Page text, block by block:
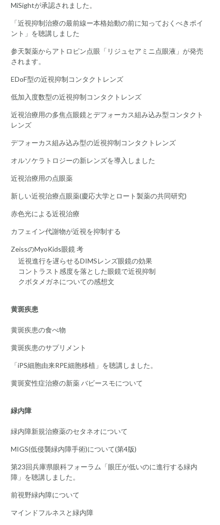
MiSightが承認されました。
「近視抑制治療の最前線ー本格始動の前に知っておくべきポイ
ント」を聴講しました
参天製薬からアトロピン点眼「リジュセアミニ点眼液」が発売
されます。
EDoF型の近視抑制コンタクトレンズ
低加入度数型の近視抑制コンタクトレンズ
近視治療用の多焦点眼鏡とデフォーカス組み込み型コンタクト
レンズ
デフォーカス組み込み型の近視抑制コンタクトレンズ
オルソケラトロジーの新レンズを導入しました
近視治療用の点眼薬
新しい近視治療点眼薬(慶応大学とロート製薬の共同研究)
赤色光による近視治療
カフェイン代謝物が近視を抑制する
ZeissのMyoKids眼鏡 考
近視進行を遅らせるDIMSレンズ眼鏡の効果
コントラスト感度を落とした眼鏡で近視抑制
クボタメガネについての感想文
黄斑疾患
黄斑疾患の食べ物
黄斑疾患のサプリメント
「iPS細胞由来RPE細胞移植」を聴講しました。
黄斑変性症治療の新薬 バビースモについて
緑内障
緑内障新規治療薬のセタネオについて
MIGS(低侵襲緑内障手術)について(第4版)
第23回兵庫県眼科フォーラム「眼圧が低いのに進行する緑内
障」を聴講しました。
前視野緑内障について
マインドフルネスと緑内障